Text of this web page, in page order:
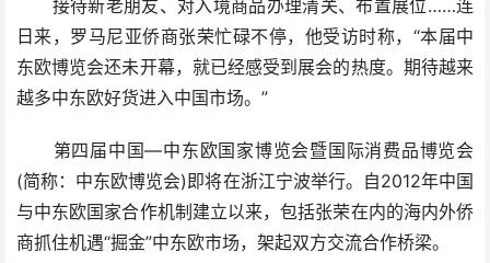
接待新老朋友、对入境商品办理清关、布置展位……连
日来，罗马尼亚侨商张荣忙碌不停，他受访时称，“本届中
东欧博览会还未开幕，就已经感受到展会的热度。期待越来
越多中东欧好货进入中国市场。”
第四届中国—中东欧国家博览会暨国际消费品博览会
(简称：中东欧博览会)即将在浙江宁波举行。自2012年中国
与中东欧国家合作机制建立以来，包括张荣在内的海内外侨
商抓住机遇“掘金”中东欧市场，架起双方交流合作桥梁。